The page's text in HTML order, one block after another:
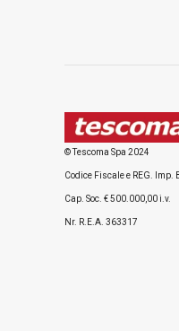
© Tescoma Spa 2024
Codice Fiscale e REG. Imp.
Cap. Soc. € 500.000,00 i.v.
Nr. R.E.A. 363317